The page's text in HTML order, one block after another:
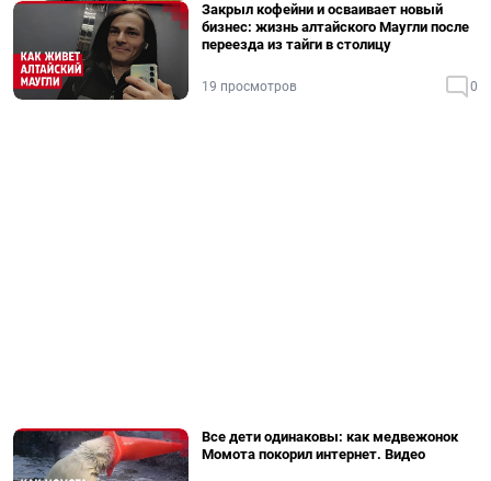
Закрыл кофейни и осваивает новый
бизнес: жизнь алтайского Маугли после
переезда из тайги в столицу
19 просмотров 0
Все дети одинаковы: как медвежонок
Момота покорил интернет. Видео